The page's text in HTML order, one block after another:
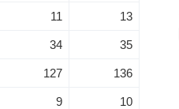
11 13
34 35
127 136
9 10